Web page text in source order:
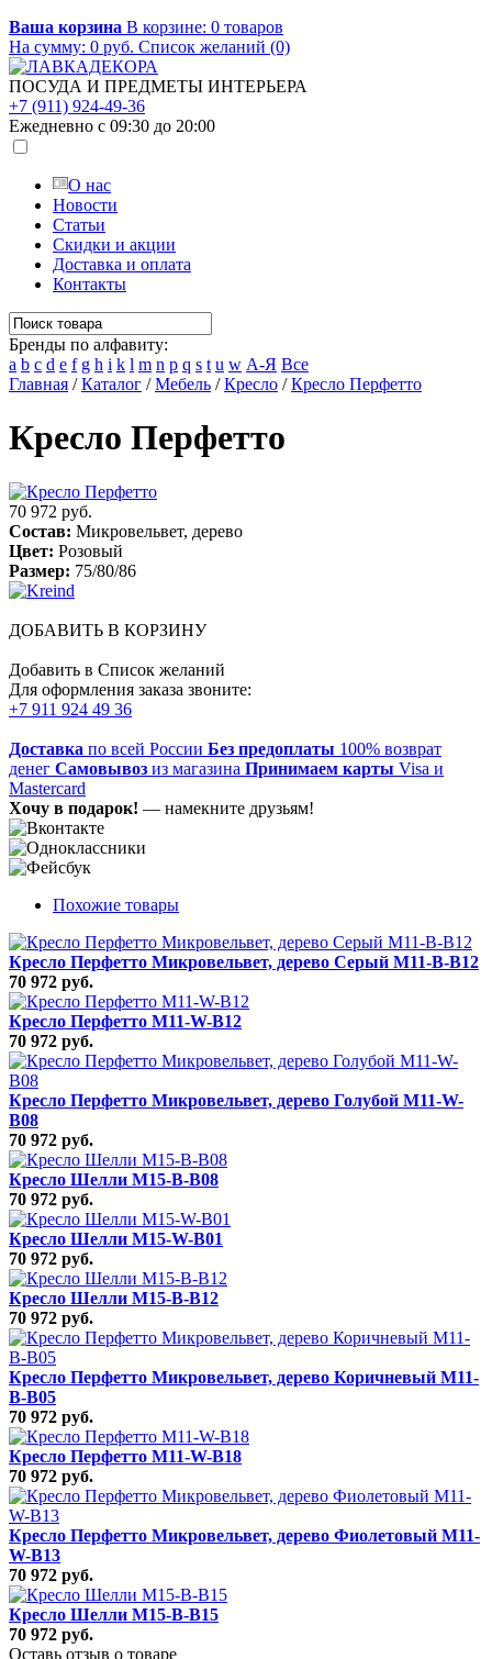
Ваша корзина В корзине: 0 товаров
На сумму: 0 руб. Список желаний (0)
ПОСУДА И ПРЕДМЕТЫ ИНТЕРЬЕРА
+7 (911) 924-49-36
Ежедневно с 09:30 до 20:00
О нас
Новости
Статьи
Скидки и акции
Доставка и оплата
Контакты
Бренды по алфавиту:
a b c d e f g h i k l m n p q s t u w А-Я Все
Главная /Каталог /Мебель /Кресло /Кресло Перфетто
Кресло Перфетто
70 972 руб.
Состав: Микровельвет, дерево
Цвет: Розовый
Размер: 75/80/86
ДОБАВИТЬ В КОРЗИНУ
Добавить в Список желаний
Для оформления заказа звоните:
+7 911 924 49 36
Доставка по всей России Без предоплаты 100% возврат
денег Самовывоз из магазина Принимаем карты Visa и
Mastercard
Хочу в подарок! — намекните друзьям!
Похожие товары
Кресло Перфетто Микровельвет, дерево Серый M11-B-B12
70 972 руб.
Кресло Перфетто M11-W-B12
70 972 руб.
Кресло Перфетто Микровельвет, дерево Голубой M11-W-
B08
70 972 руб.
Кресло Шелли M15-B-B08
70 972 руб.
Кресло Шелли M15-W-B01
70 972 руб.
Кресло Шелли M15-B-B12
70 972 руб.
Кресло Перфетто Микровельвет, дерево Коричневый M11-
B-B05
70 972 руб.
Кресло Перфетто M11-W-B18
70 972 руб.
Кресло Перфетто Микровельвет, дерево Фиолетовый M11-
W-B13
70 972 руб.
Кресло Шелли M15-B-B15
70 972 руб.
Оставь отзыв о товаре